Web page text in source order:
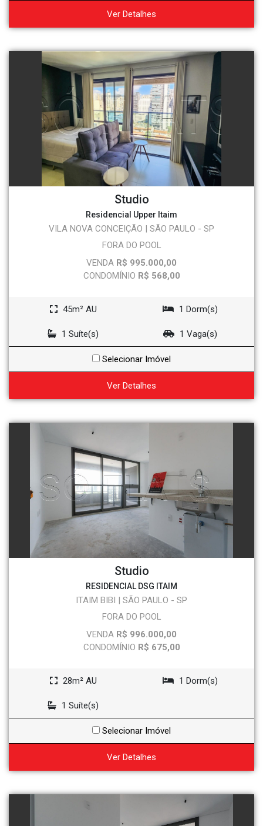
Ver Detalhes
Studio
Residencial Upper Itaim
VILA NOVA CONCEIÇÃO | SÃO PAULO - SP
FORA DO POOL
VENDA R$ 995.000,00
CONDOMÍNIO R$ 568,00
45m² AU 1 Dorm(s)
1 Suíte(s) 1 Vaga(s)
Selecionar Imóvel
Ver Detalhes
Studio
RESIDENCIAL DSG ITAIM
ITAIM BIBI | SÃO PAULO - SP
FORA DO POOL
VENDA R$ 996.000,00
CONDOMÍNIO R$ 675,00
28m² AU 1 Dorm(s)
1 Suíte(s)
Selecionar Imóvel
Ver Detalhes